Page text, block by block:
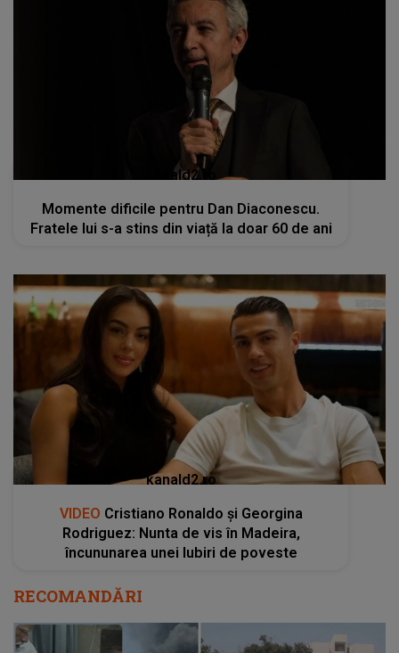
kanald2.ro
Momente dificile pentru Dan Diaconescu.
Fratele lui s-a stins din viață la doar 60 de ani
kanald2.ro
VIDEO Cristiano Ronaldo și Georgina
Rodriguez: Nunta de vis în Madeira,
încununarea unei Iubiri de poveste
RECOMANDĂRI